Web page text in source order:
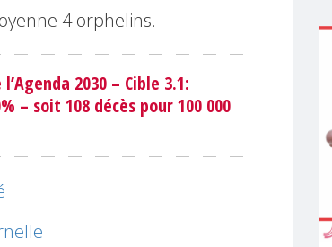
4 orphelins.
2030 – Cible 3.1:
– soit 108 décès pour 100 000